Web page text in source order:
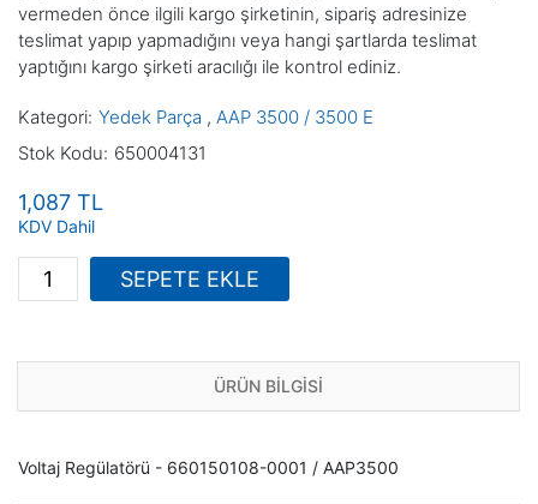
vermeden önce ilgili kargo şirketinin, sipariş adresinize
teslimat yapıp yapmadığını veya hangi şartlarda teslimat
yaptığını kargo şirketi aracılığı ile kontrol ediniz.
Kategori Yedek Parça , AAP 3500 / 3500 E
Stok Kodu 650004131
1,087 TL
KDV Dahil
SEPETE EKLE
ÜRÜN BİLGİSİ
Voltaj Regülatörü - 660150108-0001 / AAP3500